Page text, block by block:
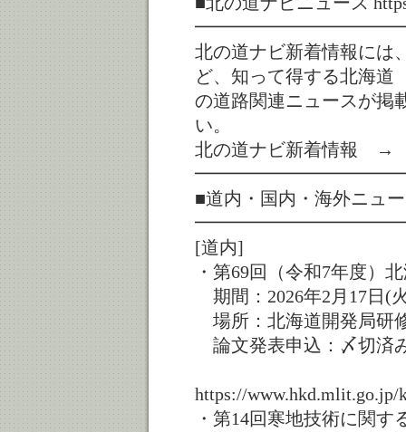
北の道ナビ新着情報には
ど、知って得する北海道
の道路関連ニュースが掲
い。
北の道ナビ新着情報 →
■道内・国内・海外ニュ
[道内]
・第69回（令和7年度）
期間：2026年2月17日(
場所：北海道開発局研
論文発表申込：〆切済
https://www.hkd.mlit.go.jp/
・第14回寒地技術に関す